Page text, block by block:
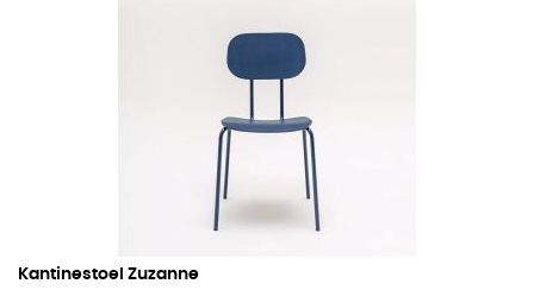
Kantinestoel Zuzanne